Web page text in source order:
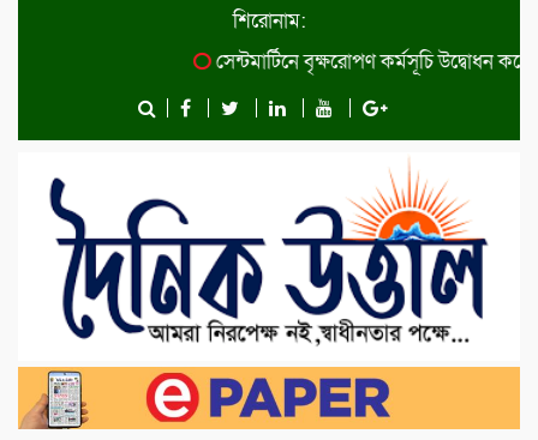
শিরোনাম:
সেন্টমার্টিনে বৃক্ষরোপণ কর্মসূচি উদ্বোধন করেছেন